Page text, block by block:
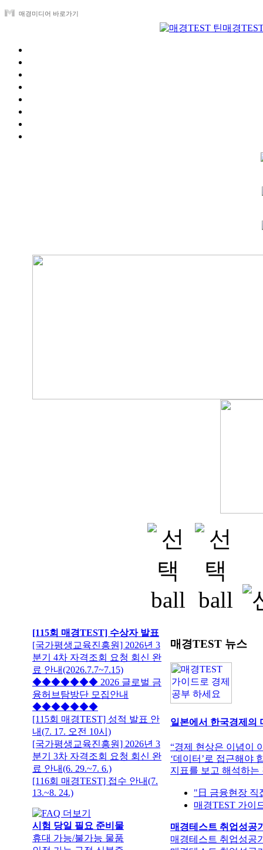
매경미디어 바로가기
[115회 매경TEST] 수상자 발표
분기 4차 자격조회 요청 회신 완
융허브탐방단 모집안내
◆◆◆◆◆◆◆
[115회 매경TEST] 성적 발표 안
내(7. 17. 오전 10시)
[국가평생교육진흥원] 2026년 3
분기 3차 자격조회 요청 회신 완
료 안내(6. 29.~7. 6.)
[116회 매경TEST] 접수 안내(7.
13.~8. 24.)
시험 당일 필요 준비물
휴대 가능/불가능 물품
인정 가능 규정 신분증
응시할 수 있는 기준이 있나요?
기출문제를 볼 수 있나요?
매경TEST 뉴스
일본에서 한국경제의
“경제 현상은 이념이
‘데이터’로 접근해야
속에 숨은 수많은 변
난 9일 일본 도쿄에..
매경TEST 가이
매경테스트 취업성공
매경테스트 취업성공
매경테스트 취업성공
매경테스트 취업성공
매경테스트 취업성공